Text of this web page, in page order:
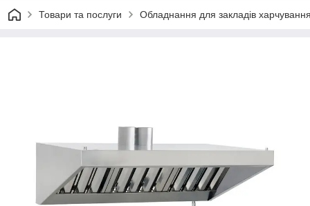
Товари та послуги Обладнання для закладів